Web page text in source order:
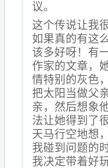
议。
这个传说让我
如果真的有这
该多好呀！有
作家的文章，
情特别的灰色
把太阳当做父
亲，然后想象
法让她得到了
天马行空地想
我碰到问题的
我决定带着好